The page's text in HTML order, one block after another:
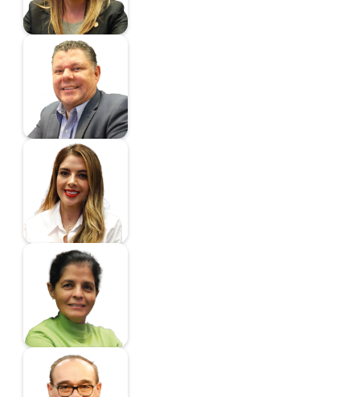
Mendoza Amezcua
Virgilio
Senador
González Silva Ruth
Miriam
Senador
Corona Nakamura
Maria Del Rocio
Senadora
Ramírez Marín Jorge
Carlos